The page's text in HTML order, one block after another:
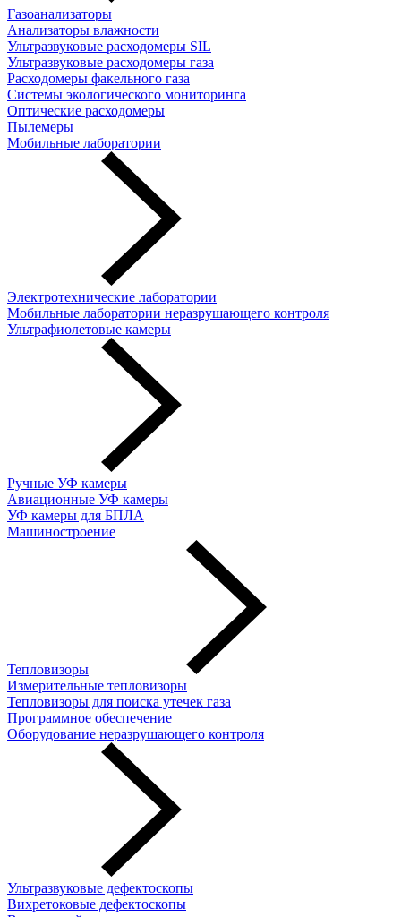
Газоанализаторы
Анализаторы влажности
Ультразвуковые расходомеры SIL
Ультразвуковые расходомеры газа
Расходомеры факельного газа
Системы экологического мониторинга
Оптические расходомеры
Пылемеры
Мобильные лаборатории
Электротехнические лаборатории
Мобильные лаборатории неразрушающего контроля
Ультрафиолетовые камеры
Ручные УФ камеры
Авиационные УФ камеры
УФ камеры для БПЛА
Машиностроение
Тепловизоры
Измерительные тепловизоры
Тепловизоры для поиска утечек газа
Программное обеспечение
Оборудование неразрушающего контроля
Ультразвуковые дефектоскопы
Вихретоковые дефектоскопы